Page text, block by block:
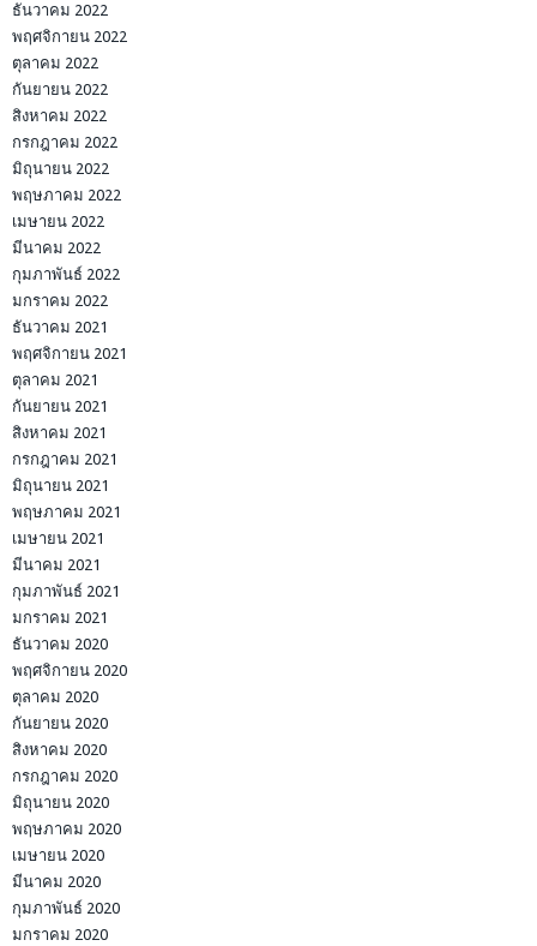
ธันวาคม 2022
พฤศจิกายน 2022
ตุลาคม 2022
กันยายน 2022
สิงหาคม 2022
กรกฎาคม 2022
มิถุนายน 2022
พฤษภาคม 2022
เมษายน 2022
มีนาคม 2022
กุมภาพันธ์ 2022
มกราคม 2022
ธันวาคม 2021
พฤศจิกายน 2021
ตุลาคม 2021
กันยายน 2021
สิงหาคม 2021
กรกฎาคม 2021
มิถุนายน 2021
พฤษภาคม 2021
เมษายน 2021
มีนาคม 2021
กุมภาพันธ์ 2021
มกราคม 2021
ธันวาคม 2020
พฤศจิกายน 2020
ตุลาคม 2020
กันยายน 2020
สิงหาคม 2020
กรกฎาคม 2020
มิถุนายน 2020
พฤษภาคม 2020
เมษายน 2020
มีนาคม 2020
กุมภาพันธ์ 2020
มกราคม 2020